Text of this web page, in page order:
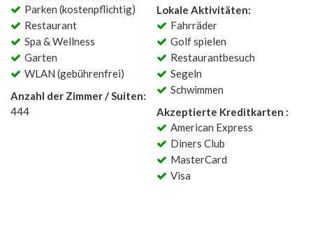
Parken (kostenpflichtig)
Restaurant
Spa & Wellness
Garten
WLAN (gebührenfrei)
Anzahl der Zimmer / Suiten:
444
Lokale Aktivitäten:
Fahrräder
Golf spielen
Restaurantbesuch
Segeln
Schwimmen
Akzeptierte Kreditkarten :
American Express
Diners Club
MasterCard
Visa